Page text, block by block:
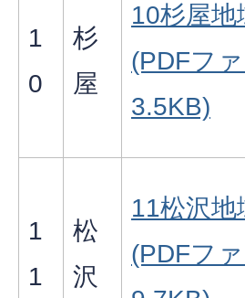
1
0
杉
屋
10杉屋地
(PDFフ
3.5KB)
1
1
松
沢
11松沢地
(PDFフ